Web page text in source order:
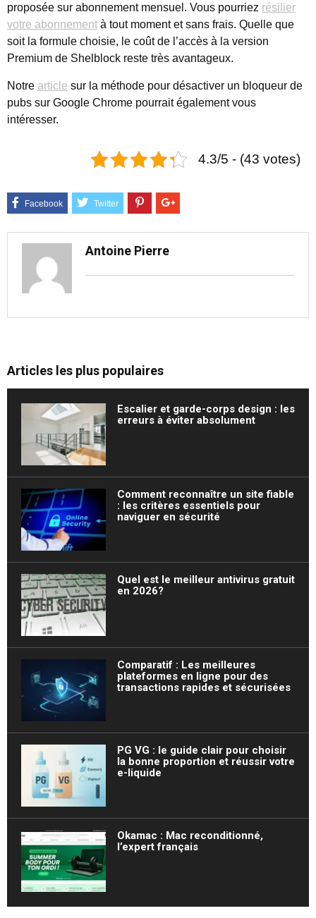
proposée sur abonnement mensuel. Vous pourriez résilier
votre abonnement à tout moment et sans frais. Quelle que
soit la formule choisie, le coût de l’accès à la version
Premium de Shelblock reste très avantageux.
Notre article sur la méthode pour désactiver un bloqueur de
pubs sur Google Chrome pourrait également vous
intéresser.
4.3/5 - (43 votes)
Antoine Pierre
Articles les plus populaires
Escalier et garde-corps design : les
erreurs à éviter absolument
Comment reconnaître un site fiable
: les critères essentiels pour
naviguer en sécurité
Quel est le meilleur antivirus gratuit
en 2026?
Comparatif : Les meilleures
plateformes en ligne pour des
transactions rapides et sécurisées
PG VG : le guide clair pour choisir
la bonne proportion et réussir votre
e-liquide
Okamac : Mac reconditionné,
l’expert français